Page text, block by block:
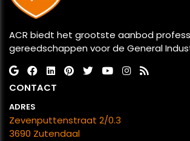
ACR biedt het grootste aanbod
gereedschappen voor de General
CONTACT
ADRES
Zevenputtenstraat 2/0.3
​​​​​​​3690 Zutendaal